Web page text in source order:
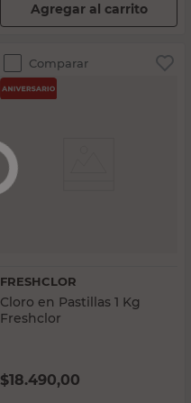
Agregar al carrito
Comparar
FRESHCLOR
Cloro en Pastillas 1 Kg
Freshclor
$18.490,00